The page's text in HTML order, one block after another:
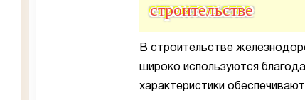
строительстве
В строительстве
широко используются
характеристики